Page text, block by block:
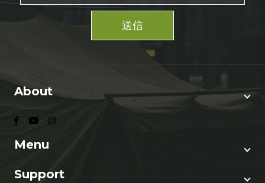
送信
About
Menu
Support